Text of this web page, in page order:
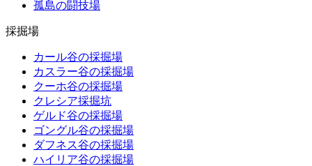
孤島の闘技場
採掘場
カール谷の採掘場
カスラー谷の採掘場
クーホ谷の採掘場
クレシア採掘坑
ゲルド谷の採掘場
ゴングル谷の採掘場
ダフネス谷の採掘場
ハイリア谷の採掘場